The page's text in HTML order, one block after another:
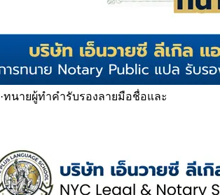
·ทนายผู้ทำคำรับรองลายมือชื่อและ